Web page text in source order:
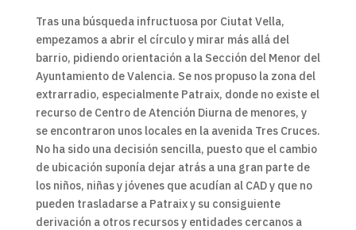
Tras una búsqueda infructuosa por Ciutat Vella,
empezamos a abrir el círculo y mirar más allá del
barrio, pidiendo orientación a la Sección del Menor del
Ayuntamiento de Valencia. Se nos propuso la zona del
extrarradio, especialmente Patraix, donde no existe el
recurso de Centro de Atención Diurna de menores, y
se encontraron unos locales en la avenida Tres Cruces.
No ha sido una decisión sencilla, puesto que el cambio
de ubicación suponía dejar atrás a una gran parte de
los niños, niñas y jóvenes que acudían al CAD y que no
pueden trasladarse a Patraix y su consiguiente
derivación a otros recursos y entidades cercanos a